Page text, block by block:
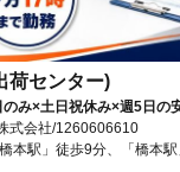
荷センター)
み×土日祝休み×週5日の
式会社/1260606610
本駅」徒歩9分、「橋本